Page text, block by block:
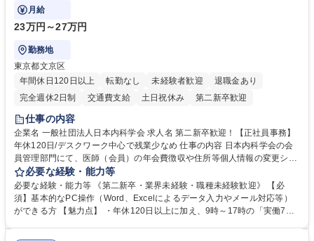
などにも幅広く携わっていただきます。
月給
23万円～27万円
勤務地
東京都文京区
年間休日120日以上
転勤なし 未経験者歓迎
退職金あり
完全週休2日制
交通費支給 土日祝休み 第二新卒歓迎
仕事の内容
企業名 一般社団法人日本内科学会 求人名 第二新卒歓迎！【正社員事務】
年休120日/デスクワーク中心で残業少なめ 仕事の内容 日本内科学会の会
員管理部門にて、医師（会員）の年会費徴収や住所等個人情報の変更シス
テム入力、電話・FAX対応をお任せします。将来的には、各種委員会の運
営事務局業務などにも幅広く携わっていただきます。 【会員管理・データ
入力業務】 ・医師（会員）の住所変更、個人情報のシステム登録・更新
・年会費の徴収管理や入金データの照合確認 【問い合わせ対応】 ・会員
必要な経験・能力等
必要な経験・能力等 《第二新卒・業界未経験・職種未経験歓迎》 【必
須】基本的なPC操作（Word、Excelによるデータ入力やメール対応等）
ができる方 【魅力点】 ・年休120日以上に加え、9時～17時の「実働7時